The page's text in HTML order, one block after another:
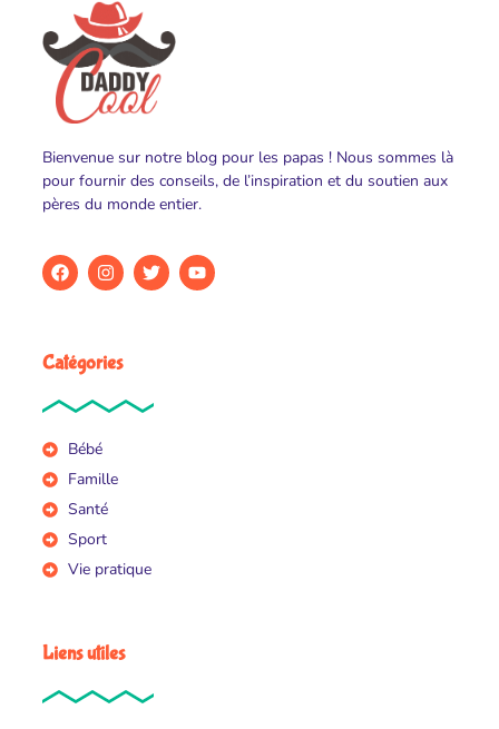
Bienvenue sur notre blog pour les papas ! Nous sommes là
pour fournir des conseils, de l’inspiration et du soutien aux
pères du monde entier.
Catégories
Bébé
Famille
Santé
Sport
Vie pratique
Liens utiles